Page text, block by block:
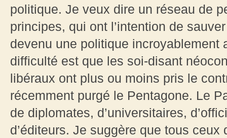
politique. Je veux dire un réseau de
principes, qui ont l’intention de
devenu une politique incroyablement
difficulté est que les soi-disant
libéraux ont plus ou moins pris le
récemment purgé le Pentagone. Le
de diplomates, d’universitaires,
d’éditeurs. Je suggère que tous